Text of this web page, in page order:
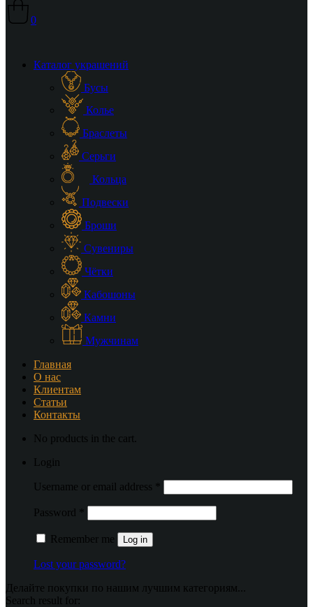
0
Каталог украшений
Бусы
Колье
Браслеты
Серьги
Кольца
Подвески
Броши
Сувениры
Чётки
Кабошоны
Камни
Мужчинам
Главная
О нас
Клиентам
Статьи
Контакты
No products in the cart.
Login
Username or email address
Password
Remember me Log in
Lost your password?
Делайте покупки по нашим лучшим категориям...
Search result for: